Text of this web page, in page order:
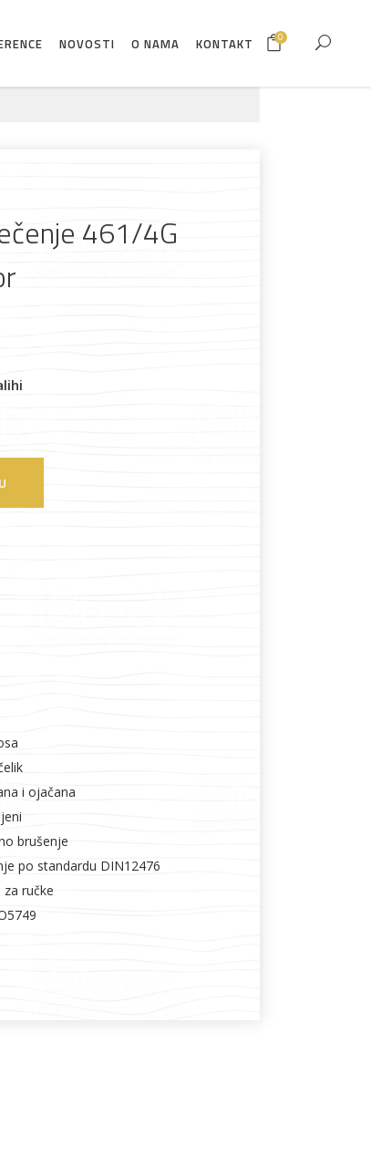
NOVOSTI O NAMA KONTAKT 0
461/4G
i ojačana
brušenje
po standardu DIN12476
ručke